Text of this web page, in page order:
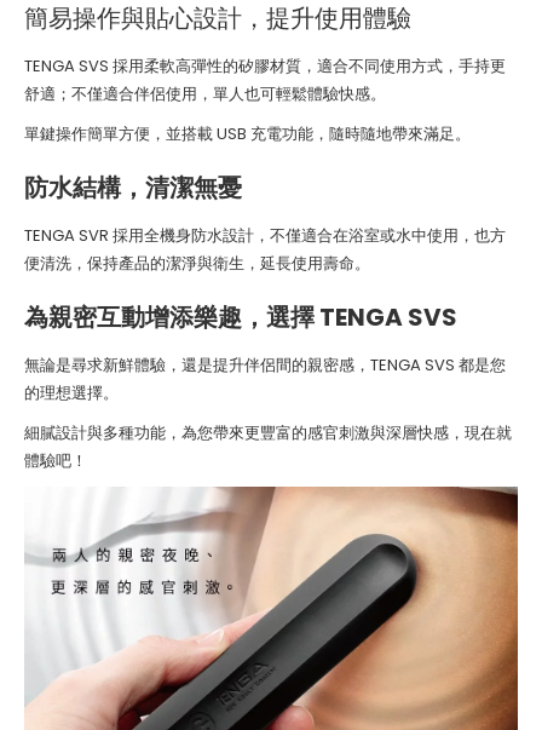
簡易操作與貼心設計，提升使用體驗
TENGA SVS 採用柔軟高彈性的矽膠材質，適合不同使用方式，手持更
舒適；不僅適合伴侶使用，單人也可輕鬆體驗快感。
單鍵操作簡單方便，並搭載 USB 充電功能，隨時隨地帶來滿足。
防水結構，清潔無憂
TENGA SVR 採用全機身防水設計，不僅適合在浴室或水中使用，也方
便清洗，保持產品的潔淨與衛生，延長使用壽命。
為親密互動增添樂趣，選擇 TENGA SVS
無論是尋求新鮮體驗，還是提升伴侶間的親密感，TENGA SVS 都是您
的理想選擇。
細膩設計與多種功能，為您帶來更豐富的感官刺激與深層快感，現在就
體驗吧！